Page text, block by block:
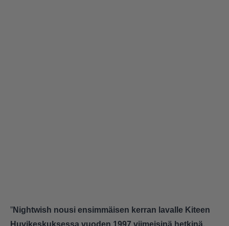
”Nightwish nousi ensimmäisen kerran lavalle Kiteen
Huvikeskuksessa vuoden 1997 viimeisinä hetkinä.